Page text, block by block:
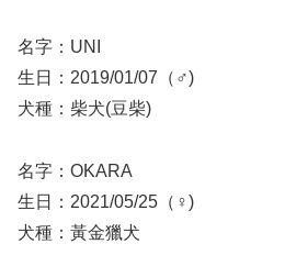
名字：UNI
生日：2019/01/07（♂)
犬種：柴犬(豆柴)
名字：OKARA
生日：2021/05/25（♀)
犬種：黃金獵犬